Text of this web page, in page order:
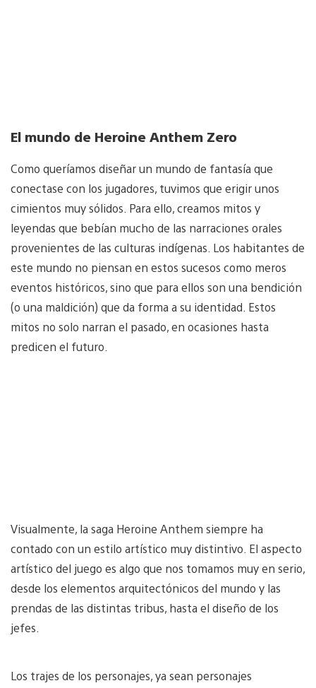
El mundo de Heroine Anthem Zero
Como queríamos diseñar un mundo de fantasía que
conectase con los jugadores, tuvimos que erigir unos
cimientos muy sólidos. Para ello, creamos mitos y
leyendas que bebían mucho de las narraciones orales
provenientes de las culturas indígenas. Los habitantes de
este mundo no piensan en estos sucesos como meros
eventos históricos, sino que para ellos son una bendición
(o una maldición) que da forma a su identidad. Estos
mitos no solo narran el pasado, en ocasiones hasta
predicen el futuro.
Visualmente, la saga Heroine Anthem siempre ha
contado con un estilo artístico muy distintivo. El aspecto
artístico del juego es algo que nos tomamos muy en serio,
desde los elementos arquitectónicos del mundo y las
prendas de las distintas tribus, hasta el diseño de los
jefes.
Los trajes de los personajes, ya sean personajes